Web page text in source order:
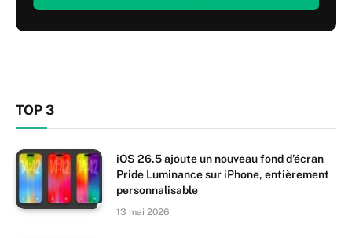
TOP 3
iOS 26.5 ajoute un nouveau fond d’écran
Pride Luminance sur iPhone, entièrement
personnalisable
13 mai 2026